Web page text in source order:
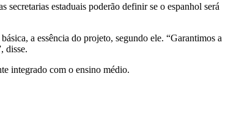
estaduais poderão definir se o espanhol será
a essência do projeto, segundo ele. “Garantimos a
disse.
integrado com o ensino médio.